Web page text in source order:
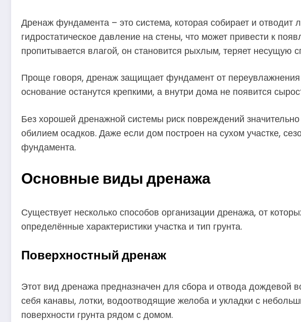
Дренаж фундамента – это система, которая собирает и
гидростатическое давление на стены, что может привести к
пропитывается влагой, он становится рыхлым, теряет несущую
Проще говоря, дренаж защищает фундамент от переувлажнения
основание останутся крепкими, а внутри дома не появится
Без хорошей дренажной системы риск повреждений
обилием осадков. Даже если дом построен на сухом участке,
фундамента.
Основные виды дренажа
Существует несколько способов организации дренажа, от
определённые характеристики участка и тип грунта.
Поверхностный дренаж
Этот вид дренажа предназначен для сбора и отвода дождевой
себя канавы, лотки, водоотводящие желоба и укладки с
поверхности грунта рядом с домом.